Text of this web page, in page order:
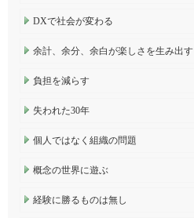
DXで社会が変わる
余計、余分、余白が楽しさを生み出す
負担を減らす
失われた30年
個人ではなく組織の問題
概念の世界に遊ぶ
経験に勝るものは無し